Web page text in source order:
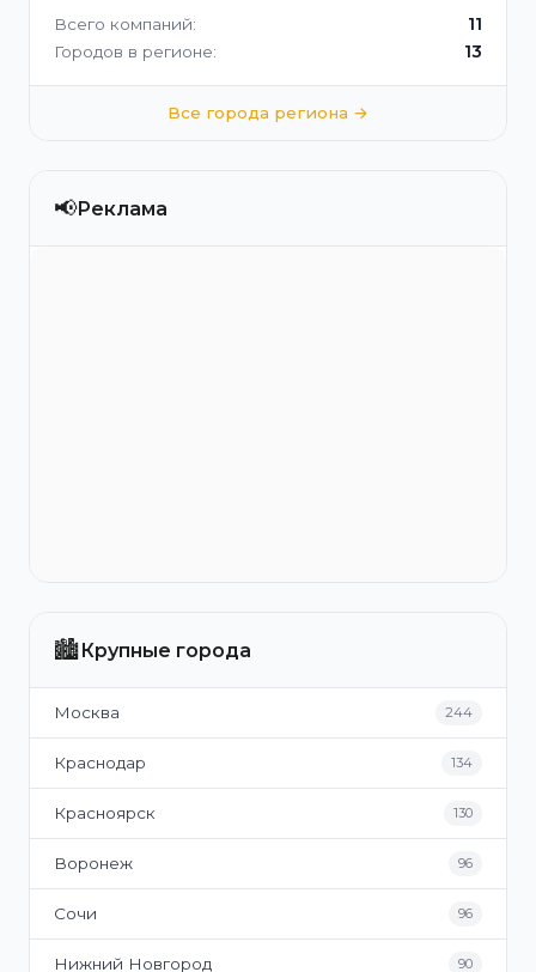
Всего компаний: 11
Городов в регионе: 13
Все города региона →
📢Реклама
🏙️Крупные города
Москва 244
Краснодар 134
Красноярск 130
Воронеж 96
Сочи 96
Нижний Новгород 90